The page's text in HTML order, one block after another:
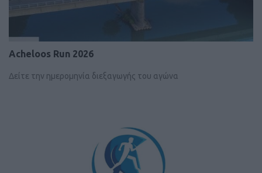
Acheloos Run 2026
Δείτε την ημερομηνία διεξαγωγής του αγώνα